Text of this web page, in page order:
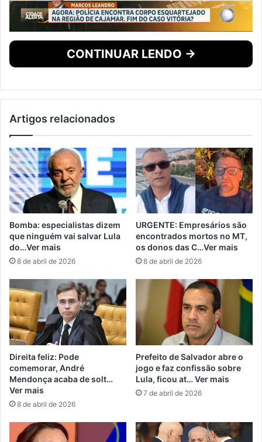
CONTINUAR LENDO →
Artigos relacionados
Bomba: especialistas dizem
que ninguém vai salvar Lula
do…Ver mais
8 de abril de 2026
URGENTE: Empresários são
encontrados mortos no MT,
os donos das C…Ver mais
8 de abril de 2026
Direita feliz: Pode
comemorar, André
Mendonça acaba de solt…
Ver mais
8 de abril de 2026
Prefeito de Salvador abre o
jogo e faz confissão sobre
Lula, ficou at… Ver mais
7 de abril de 2026